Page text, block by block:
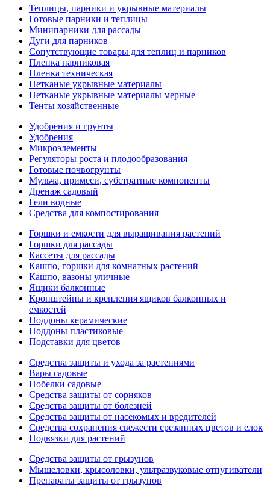
Теплицы, парники и укрывные материалы
Готовые парники и теплицы
Минипарники для рассады
Дуги для парников
Сопутствующие товары для теплиц и парников
Пленка парниковая
Пленка техническая
Нетканые укрывные материалы
Нетканые укрывные материалы мерные
Тенты хозяйственные
Удобрения и грунты
Удобрения
Микроэлементы
Регуляторы роста и плодообразования
Готовые почвогрунты
Мульча, примеси, субстратные компоненты
Дренаж садовый
Гели водные
Средства для компостирования
Горшки и емкости для выращивания растений
Горшки для рассады
Кассеты для рассады
Кашпо, горшки для комнатных растений
Кашпо, вазоны уличные
Ящики балконные
Кронштейны и крепления ящиков балконных и
емкостей
Поддоны керамические
Поддоны пластиковые
Подставки для цветов
Средства защиты и ухода за растениями
Вары садовые
Побелки садовые
Средства защиты от сорняков
Средства защиты от болезней
Средства защиты от насекомых и вредителей
Средства сохранения свежести срезанных цветов и елок
Подвязки для растений
Средства защиты от грызунов
Мышеловки, крысоловки, ультразвуковые отпугиватели
Препараты защиты от грызунов